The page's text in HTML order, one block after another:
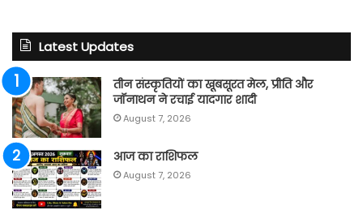
Latest Updates
तीन संस्कृतियों का खूबसूरत मेल, प्रीति और
जॉनाथन ने रचाई यादगार शादी
August 7, 2026
आज का राशिफल
August 7, 2026